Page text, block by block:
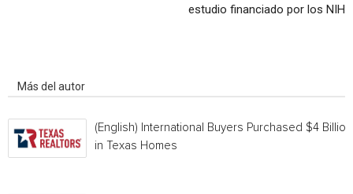
estudio financiado por los NIH
Más del autor
(English) International Buyers Purchased $4 Billion
in Texas Homes